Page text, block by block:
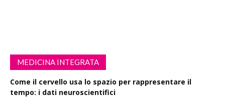
MEDICINA INTEGRATA
Come il cervello usa lo spazio per rappresentare il
tempo: i dati neuroscientifici